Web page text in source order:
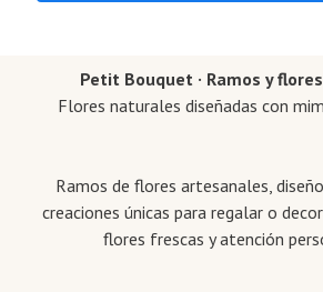
Petit Bouquet · Ramos y
Flores naturales diseñadas con
Ramos de flores artesanales,
creaciones únicas para regalar o
flores frescas y atención